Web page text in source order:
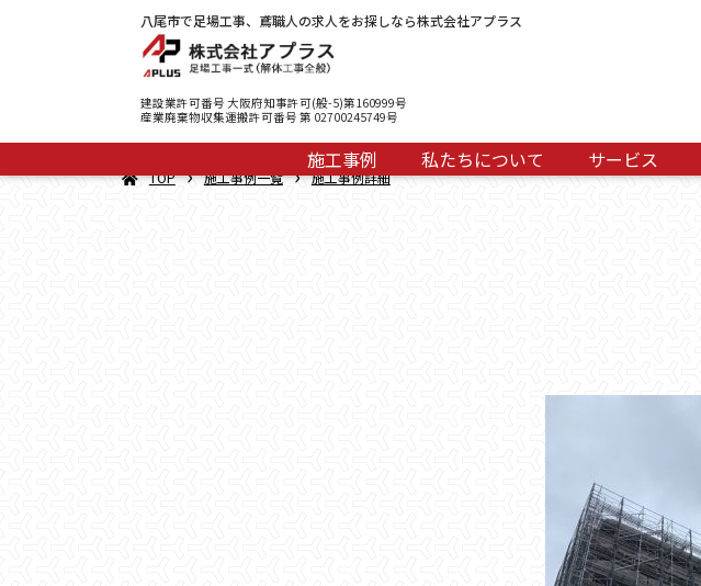
八尾市で足場工事、鳶職人の求人をお探しなら株式会社アプラス
建設業許可番号 大阪府知事許可(般-5)第160999号
産業廃棄物収集運搬許可番号 第 02700245749号
施工事例 私たちについて サービス
TOP › 施工事例一覧 › 施工事例詳細